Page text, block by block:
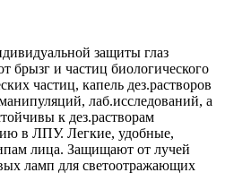
защиты глаз
брызг и частиц биологического
частиц, капель дез.растворов
лаб.исследований, а
к дез.растворам
в ЛПУ. Легкие, удобные,
лица. Защищают от лучей
ламп для светоотражающих